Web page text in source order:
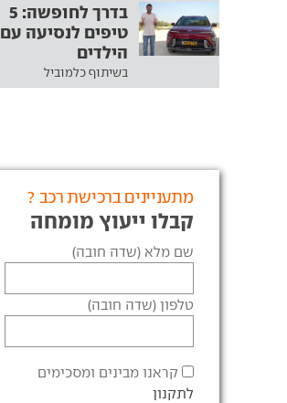
בדרך לחופשה: 5
טיפים לנסיעה עם
הילדים
בשיתוף כלמוביל
מתעניינים ברכישת רכב ?
קבלו ייעוץ מומחה
שם מלא (שדה חובה)
טלפון (שדה חובה)
קראנו מבינים ומסכימים
לתקנון